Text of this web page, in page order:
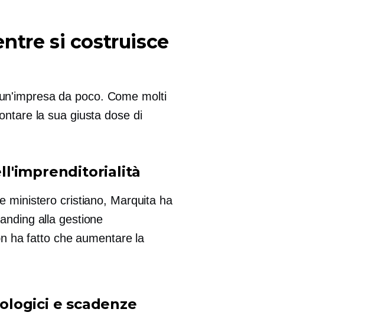
si costruisce
da poco. Come molti
la sua giusta dose di
ministero cristiano, Marquita ha
alla gestione
ha fatto che aumentare la
e scadenze